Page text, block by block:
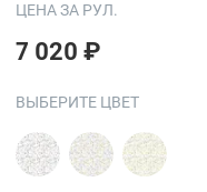
ЦЕНА ЗА РУЛ.
7 020 ₽
ВЫБЕРИТЕ ЦВЕТ